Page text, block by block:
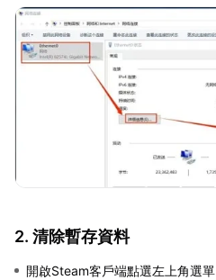
2. 清除暫存資料
開啟Steam客戶端點選左上角選單